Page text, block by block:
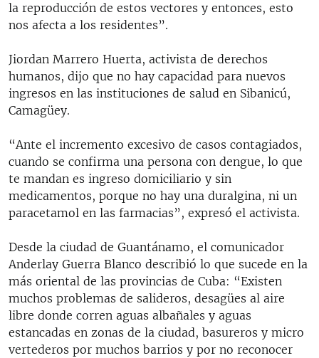
la reproducción de estos vectores y entonces, esto
nos afecta a los residentes”.
Jiordan Marrero Huerta, activista de derechos
humanos, dijo que no hay capacidad para nuevos
ingresos en las instituciones de salud en Sibanicú,
Camagüey.
“Ante el incremento excesivo de casos contagiados,
cuando se confirma una persona con dengue, lo que
te mandan es ingreso domiciliario y sin
medicamentos, porque no hay una duralgina, ni un
paracetamol en las farmacias”, expresó el activista.
Desde la ciudad de Guantánamo, el comunicador
Anderlay Guerra Blanco describió lo que sucede en la
más oriental de las provincias de Cuba: “Existen
muchos problemas de salideros, desagües al aire
libre donde corren aguas albañales y aguas
estancadas en zonas de la ciudad, basureros y micro
vertederos por muchos barrios y por no reconocer